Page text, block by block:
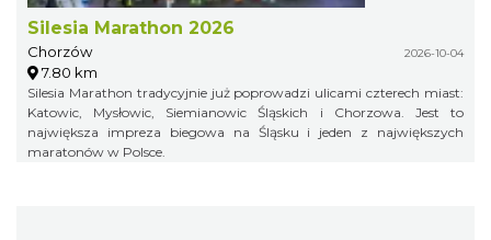
Silesia Marathon 2026
Chorzów 2026-10-04
7.80 km
Silesia Marathon tradycyjnie już poprowadzi ulicami czterech miast:
Katowic, Mysłowic, Siemianowic Śląskich i Chorzowa. Jest to
największa impreza biegowa na Śląsku i jeden z największych
maratonów w Polsce.